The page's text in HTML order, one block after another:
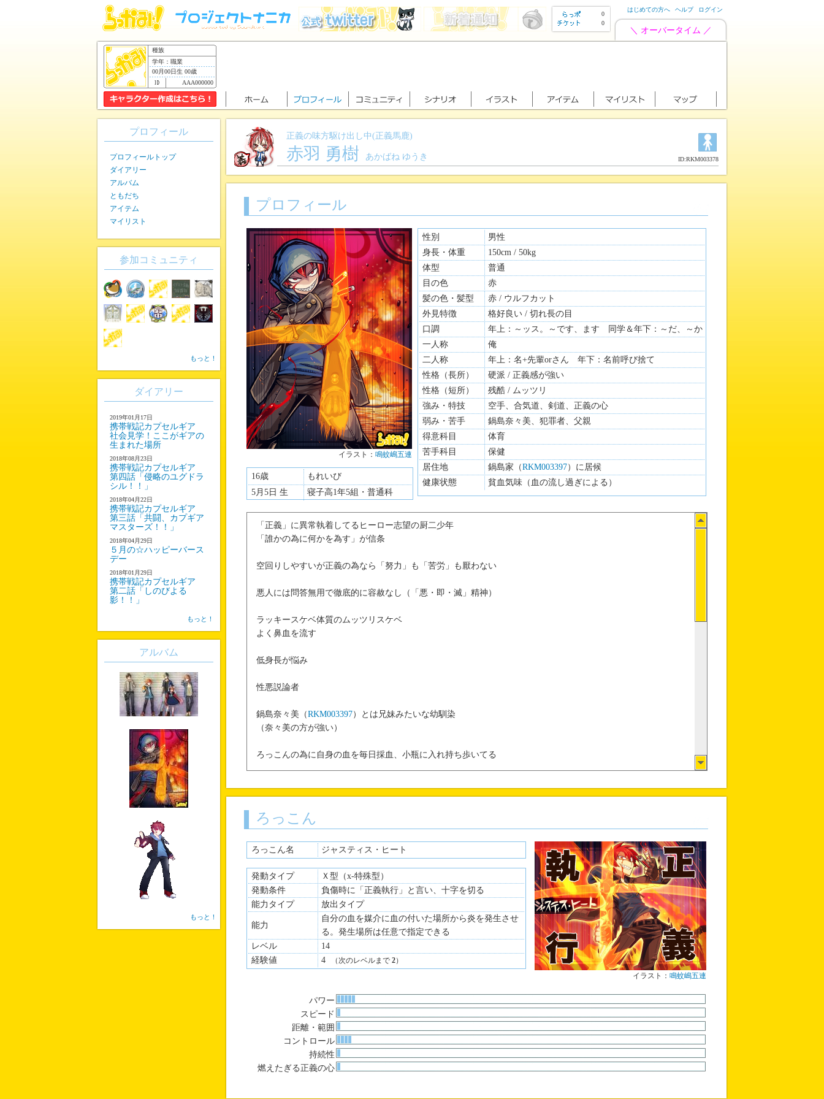
0
0
はじめての方へ ヘルプ ログイン
＼ オーバータイム ／
種族
学年：職業
00月00日生 00歳
AAA000000
正義の味方駆け出し中(正義馬鹿)
赤羽 勇樹 あかばね ゆうき ID:RKM003378
プロフィール
イラスト： 鳴蚊嶋五連
16歳
もれいび
5月5日 生
寝子高1年5組・普通科
性別
男性
身長・体重
150cm / 50kg
体型
普通
目の色
赤
髪の色・髪型
赤 / ウルフカット
外見特徴
格好良い / 切れ長の目
口調
年上：～ッス。～です、ます 同学＆年下：～だ、～か
一人称
俺
二人称
年上：名+先輩orさん 年下：名前呼び捨て
性格（長所）
硬派 / 正義感が強い
性格（短所）
残酷 / ムッツリ
強み・特技
空手、合気道、剣道、正義の心
弱み・苦手
鍋島奈々美、犯罪者、父親
得意科目
体育
苦手科目
保健
居住地
鍋島家（RKM003397）に居候
健康状態
貧血気味（血の流し過ぎによる）
「正義」に異常執着してるヒーロー志望の厨二少年
「誰かの為に何かを為す」が信条
空回りしやすいが正義の為なら「努力」も「苦労」も厭わない
悪人には問答無用で徹底的に容赦なし（「悪・即・滅」精神）
ラッキースケベ体質のムッツリスケベ
よく鼻血を流す
低身長が悩み
性悪説論者
鍋島奈々美（RKM003397）とは兄妹みたいな幼馴染
（奈々美の方が強い）
ろっこんの為に自身の血を毎日採血、小瓶に入れ持ち歩いてる
ろっこん
ろっこん名 ジャスティス・ヒート
発動タイプ
Ｘ型（x-特殊型）
発動条件
負傷時に「正義執行」と言い、十字を切る
能力タイプ
放出タイプ
能力
自分の血を媒介に血の付いた場所から炎を発生させ
る。発生場所は任意で指定できる
レベル
14
経験値
4 （次のレベルまで 2）
イラスト： 鳴蚊嶋五連
パワー
スピード
距離・範囲
コントロール
持続性
燃えたぎる正義の心
プロフィール
プロフィールトップ
ダイアリー
アルバム
ともだち
アイテム
マイリスト
参加コミュニティ
もっと！
ダイアリー
2019年01月17日
携帯戦記カプセルギア
社会見学！ここがギアの
生まれた場所
2018年08月23日
携帯戦記カプセルギア
第四話「侵略のユグドラ
シル！！」
2018年04月22日
携帯戦記カプセルギア
第三話「共闘、カプギア
マスターズ！！」
2018年04月29日
５月の☆ハッピーバース
デー
2018年01月29日
携帯戦記カプセルギア
第二話「しのびよる
影！！」
もっと！
アルバム
もっと！